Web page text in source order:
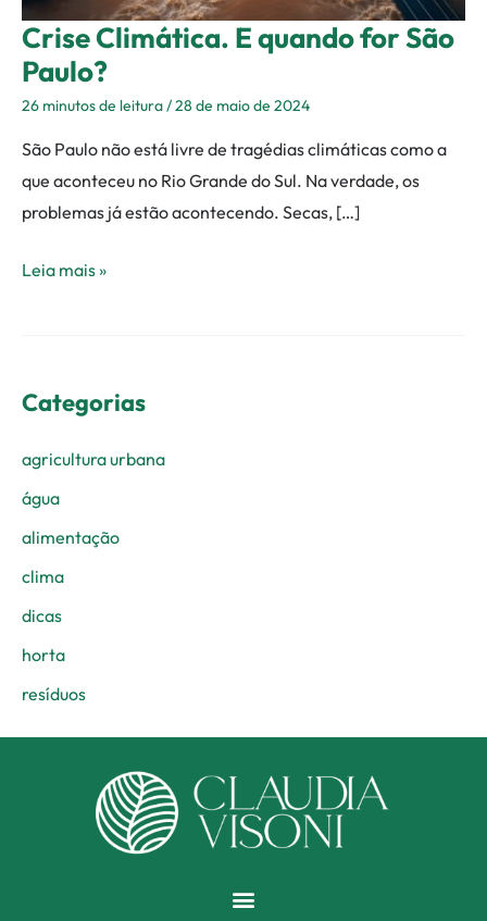
Crise Climática. E quando for São
Paulo?
26 minutos de leitura/28 de maio de 2024
São Paulo não está livre de tragédias climáticas como a
que aconteceu no Rio Grande do Sul. Na verdade, os
problemas já estão acontecendo. Secas, […]
Leia mais »
Categorias
agricultura urbana
água
alimentação
clima
dicas
horta
resíduos
Menu